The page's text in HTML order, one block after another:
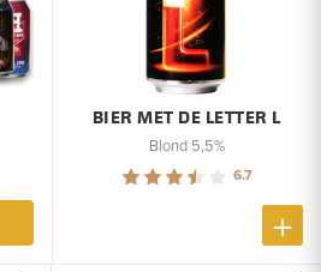
BIER MET DE LETTER L
Blond 5,5%
6.7